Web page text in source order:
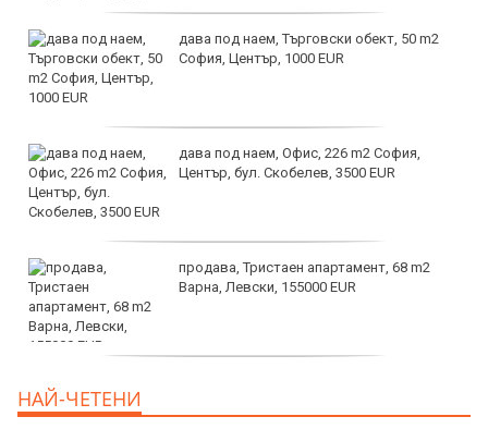
дава под наем, Търговски обект, 50 m2
София, Център, 1000 EUR
дава под наем, Офис, 226 m2 София,
Център, бул. Скобелев, 3500 EUR
продава, Тристаен апартамент, 68 m2
Варна, Левски, 155000 EUR
НАЙ-ЧЕТЕНИ